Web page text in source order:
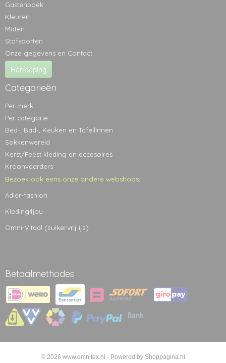
Gastenboek
Kleuren
Maten
Stofsoorten
Onze gegevens en Contact
Herroeping
Categorieën
Per merk
Per categorie
Bed-, Bad-, Keuken en Tafellinnen
Sokkenwereld
Kerst/Feest kleding en accesoires
Kroonvaarders
Bezoek ook eens onze andere webshops:
Adler-fashion
Kleding4jou
Omni-Vitaal (suikervrij ijs)
Betaalmethodes
© 2026 www.omnitex.nl - Powered by Shoppagina.nl